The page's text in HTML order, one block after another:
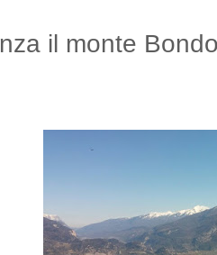
il monte